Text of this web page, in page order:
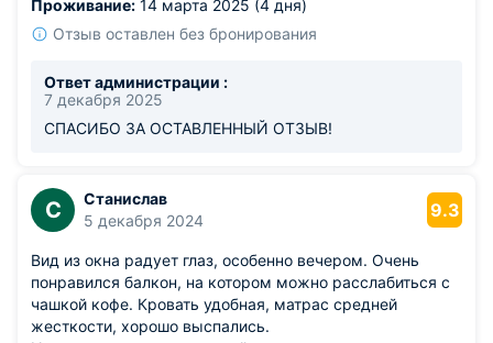
Проживание: 14 марта 2025 (4 дня)
Отзыв оставлен без бронирования
Ответ администрации :
7 декабря 2025
СПАСИБО ЗА ОСТАВЛЕННЫЙ ОТЗЫВ!
С
Станислав
5 декабря 2024
9.3
Вид из окна радует глаз, особенно вечером. Очень
понравился балкон, на котором можно расслабиться с
чашкой кофе. Кровать удобная, матрас средней
жесткости, хорошо выспались.